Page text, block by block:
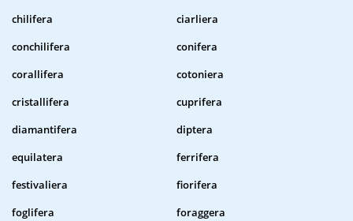
chilifera
ciarliera
conchilifera
conifera
corallifera
cotoniera
cristallifera
cuprifera
diamantifera
diptera
equilatera
ferrifera
festivaliera
fiorifera
foglifera
foraggera